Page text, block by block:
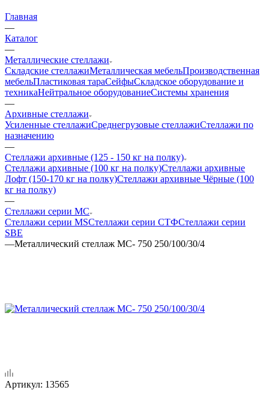
Главная
—
Каталог
—
Металлические стеллажи
Складские стеллажиМеталлическая мебельПроизводственная
мебельПластиковая тараСейфыСкладское оборудование и
техникаНейтральное оборудованиеСистемы хранения
—
Архивные стеллажи
Усиленные стеллажиСреднегрузовые стеллажиСтеллажи по
назначению
—
Стеллажи архивные (125 - 150 кг на полку)
Стеллажи архивные (100 кг на полку)Стеллажи архивные
Лофт (150-170 кг на полку)Стеллажи архивные Чёрные (100
кг на полку)
—
Стеллажи серии МС
Стеллажи серии MSСтеллажи серии СТФСтеллажи серии
SBE
—Металлический стеллаж МС- 750 250/100/30/4
Артикул: 13565